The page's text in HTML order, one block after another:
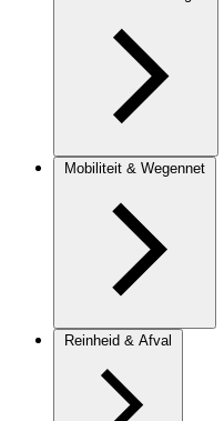
Mobiliteit & Wegennet
Reinheid & Afval